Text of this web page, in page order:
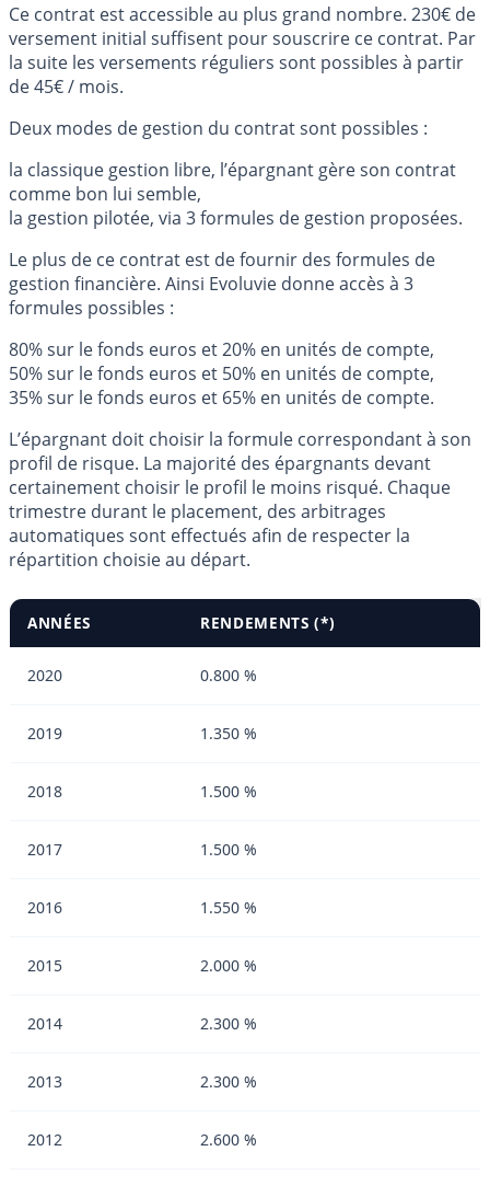
Ce contrat est accessible au plus grand nombre. 230€ de
versement initial suffisent pour souscrire ce contrat. Par
la suite les versements réguliers sont possibles à partir
de 45€ / mois.
Deux modes de gestion du contrat sont possibles :
la classique gestion libre, l’épargnant gère son contrat
comme bon lui semble,
la gestion pilotée, via 3 formules de gestion proposées.
Le plus de ce contrat est de fournir des formules de
gestion financière. Ainsi Evoluvie donne accès à 3
formules possibles :
80% sur le fonds euros et 20% en unités de compte,
50% sur le fonds euros et 50% en unités de compte,
35% sur le fonds euros et 65% en unités de compte.
L’épargnant doit choisir la formule correspondant à son
profil de risque. La majorité des épargnants devant
certainement choisir le profil le moins risqué. Chaque
trimestre durant le placement, des arbitrages
automatiques sont effectués afin de respecter la
répartition choisie au départ.
ANNÉES RENDEMENTS (*)
2020 0.800 %
2019 1.350 %
2018 1.500 %
2017 1.500 %
2016 1.550 %
2015 2.000 %
2014 2.300 %
2013 2.300 %
2012 2.600 %